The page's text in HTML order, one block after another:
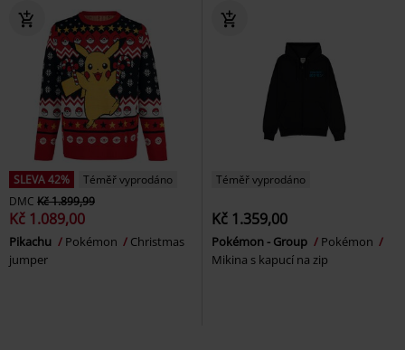
SLEVA 42%
Téměř vyprodáno
DMC Kč 1.899,99
Kč 1.089,00
Pikachu Pokémon
Christmas
jumper
Téměř vyprodáno
Kč 1.359,00
Pokémon - Group
Pokémon
Mikina s kapucí na zip